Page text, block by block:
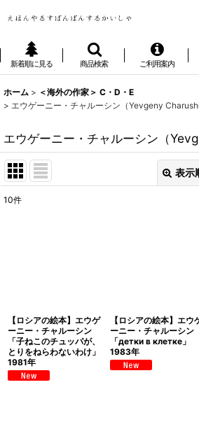
新着順に見る 商品検索 ご利用案内
ホーム > ＜海外の作家＞ C・D・E
> エウゲーニー・チャルーシン（Yevgeny
エウゲーニー・チャルーシン（
表示
10件
【ロシアの絵本】エウゲ
ーニー・チャルーシン
「子ねこのチュッパが、
とりをねらわないわけ」
1981年
【ロシアの絵本】エウ
ーニー・チャルーシン
「детки в клетке」
1983年